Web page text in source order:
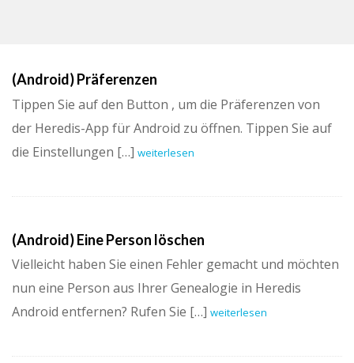
(Android) Präferenzen
Tippen Sie auf den Button , um die Präferenzen von
der Heredis-App für Android zu öffnen. Tippen Sie auf
die Einstellungen […] weiterlesen
(Android) Eine Person löschen
Vielleicht haben Sie einen Fehler gemacht und möchten
nun eine Person aus Ihrer Genealogie in Heredis
Android entfernen? Rufen Sie […] weiterlesen